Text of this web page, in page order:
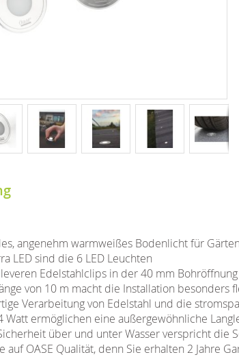
angenehm warmweißes Bodenlicht für
LED sind die 6 LED Leuchten
Edelstahlclips in der 40 mm
von 10 m macht die Installation besonders
Verarbeitung von Edelstahl und die
Watt ermöglichen eine außergewöhnliche
über und unter Wasser verspricht die
auf OASE Qualität, denn Sie erhalten 2 Jahre